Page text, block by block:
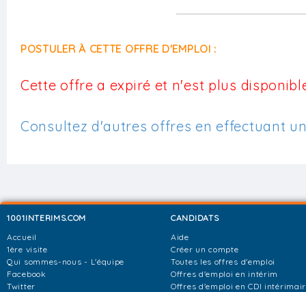
POSTULER À CETTE OFFRE D'EMPLOI :
Cette offre a expiré et n'est plus
Consultez d'autres offres en effectuant
1001INTERIMS.COM
Accueil
1ère visite
Qui sommes-nous - L'équipe
Facebook
Twitter
CANDIDATS
Aide
Créer un compte
Toutes les offres d'emploi
Offres d'emploi en intérim
Offres d'emploi en CDI